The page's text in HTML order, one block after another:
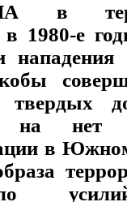
в
1980-е
на нет
в